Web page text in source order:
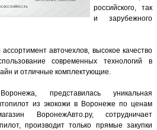
российского, так
и зарубежного
авточехлов, высокое качество
современных технологий в
и отличные комплектующие.
представилась уникальная
из экокожи в Воронеже по ценам
ВоронежАвто.ру, сотрудничает
производит только прямые закупки